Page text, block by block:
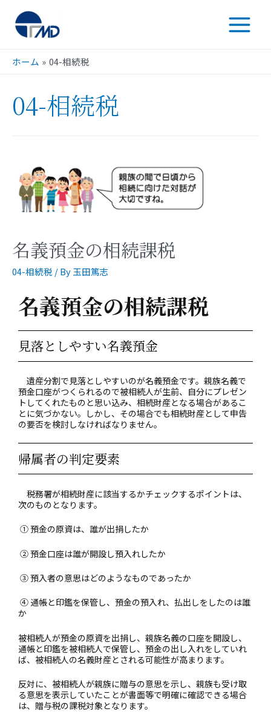
ホーム 04-相続税
04-相続税
名義預金の相続課税
04-相続税 / By玉田篤志
名義預金の相続課税
見落としやすい名義預金
遺産分割で見落としやすいのが名義預金です。親族名義で
預金口座がつくられるので被相続人が生前、自分にプレゼン
トしてくれたものと思い込み、相続財産となる場合があるこ
とに気づかない。しかし、その場合でも相続財産として申告
の要否を検討しなければなりません。
帰属者の判定要素
税務署が相続財産に該当するかチェックするポイントは、
次のものとなります。
① 預金の原資は、誰が出捐したか
② 預金口座は誰が開設し預入れしたか
③ 預入者の意思はどのようなものであったか
④ 通帳と印鑑を保管し、預金の預入れ、払出しをしたのは誰
か
被相続人が預金の原資を出捐し、親族名義の口座を開設し、
通帳と印鑑を被相続人で保管し、預金の出し入れをしていれ
ば、被相続人の名義財産とされる可能性が高まります。
反対に、被相続人が親族に贈与の意思を示し、親族も受け取
る意思を表示していたことが書面等で明確に確認できる場合
は、贈与税の課税対象となります。